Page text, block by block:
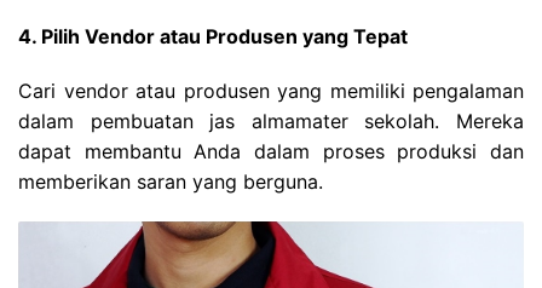
4. Pilih Vendor atau Produsen yang Tepat
Cari vendor atau produsen yang memiliki pengalaman
dalam pembuatan jas almamater sekolah. Mereka
dapat membantu Anda dalam proses produksi dan
memberikan saran yang berguna.